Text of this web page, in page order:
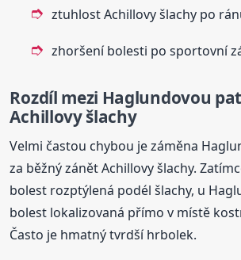
ztuhlost Achillovy šlachy po
zhoršení bolesti po sportovní
Rozdíl mezi Haglundovou
Achillovy šlachy
Velmi častou chybou je záměna
za běžný zánět Achillovy šlachy.
bolest rozptýlená podél šlachy, u
bolest lokalizovaná přímo v místě
Často je hmatný tvrdší hrbolek.